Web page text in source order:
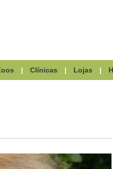
| Clínicas | Lojas |